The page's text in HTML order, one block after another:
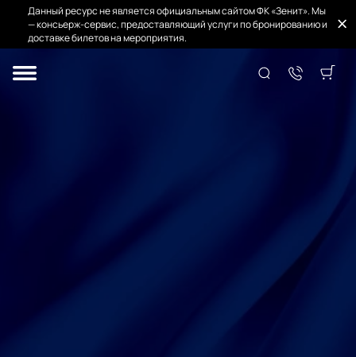
Данный ресурс не является официальным сайтом ФК «Зенит». Мы
— консьерж-сервис, предоставляющий услуги по бронированию и
доставке билетов на мероприятия.